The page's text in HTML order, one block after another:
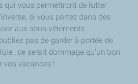
qui vous permettront de lutter
si vous partez dans des
aux sous-vêtements
pas de garder à portée de
: ce serait dommage qu’un bon
vos vacances !